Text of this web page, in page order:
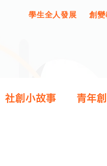
學生全人發展 創變
社創小故事 青年